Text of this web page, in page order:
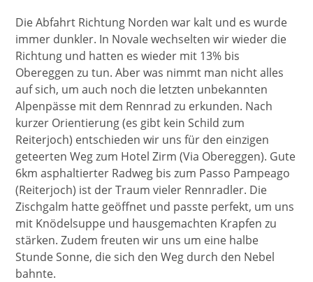
Die Abfahrt Richtung Norden war kalt und es wurde
immer dunkler. In Novale wechselten wir wieder die
Richtung und hatten es wieder mit 13% bis
Obereggen zu tun. Aber was nimmt man nicht alles
auf sich, um auch noch die letzten unbekannten
Alpenpässe mit dem Rennrad zu erkunden. Nach
kurzer Orientierung (es gibt kein Schild zum
Reiterjoch) entschieden wir uns für den einzigen
geteerten Weg zum Hotel Zirm (Via Obereggen). Gute
6km asphaltierter Radweg bis zum Passo Pampeago
(Reiterjoch) ist der Traum vieler Rennradler. Die
Zischgalm hatte geöffnet und passte perfekt, um uns
mit Knödelsuppe und hausgemachten Krapfen zu
stärken. Zudem freuten wir uns um eine halbe
Stunde Sonne, die sich den Weg durch den Nebel
bahnte.